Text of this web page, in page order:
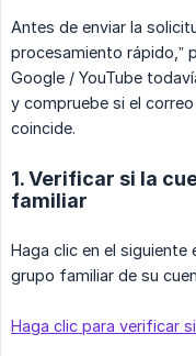
Antes de enviar la
procesamiento rápido,”
Google / YouTube
y compruebe si el
coincide.
1. Verificar si la
familiar
Haga clic en el
grupo familiar de su
Haga clic para verificar